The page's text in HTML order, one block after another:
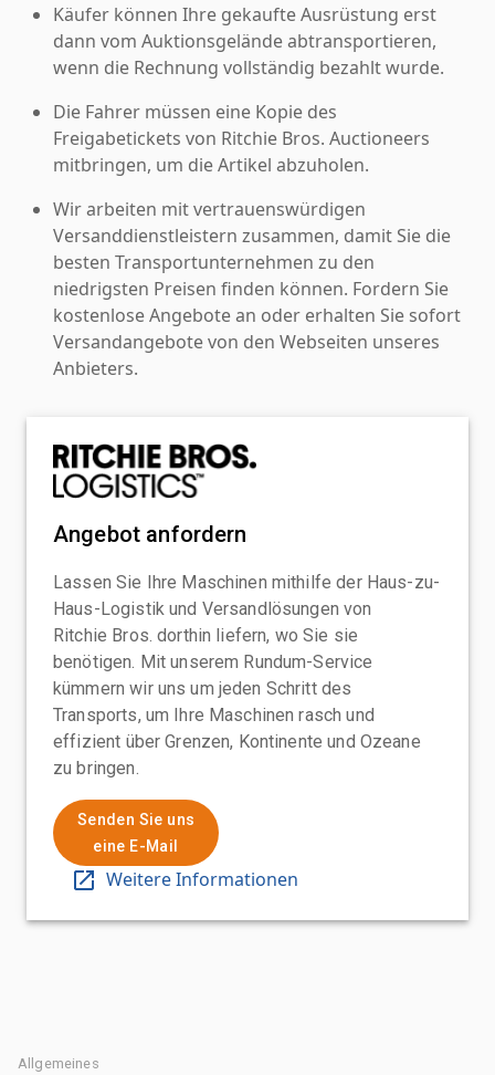
Käufer können Ihre gekaufte Ausrüstung erst
dann vom Auktionsgelände abtransportieren,
wenn die Rechnung vollständig bezahlt wurde.
Die Fahrer müssen eine Kopie des
Freigabetickets von Ritchie Bros. Auctioneers
mitbringen, um die Artikel abzuholen.
Wir arbeiten mit vertrauenswürdigen
Versanddienstleistern zusammen, damit Sie die
besten Transportunternehmen zu den
niedrigsten Preisen finden können. Fordern Sie
kostenlose Angebote an oder erhalten Sie sofort
Versandangebote von den Webseiten unseres
Anbieters.
Angebot anfordern
Lassen Sie Ihre Maschinen mithilfe der Haus-zu-
Haus-Logistik und Versandlösungen von
Ritchie Bros. dorthin liefern, wo Sie sie
benötigen. Mit unserem Rundum-Service
kümmern wir uns um jeden Schritt des
Transports, um Ihre Maschinen rasch und
effizient über Grenzen, Kontinente und Ozeane
zu bringen.
Senden Sie uns
eine E-Mail
Weitere Informationen
Allgemeines